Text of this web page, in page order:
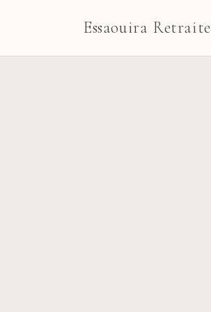
Essaouira Retraite